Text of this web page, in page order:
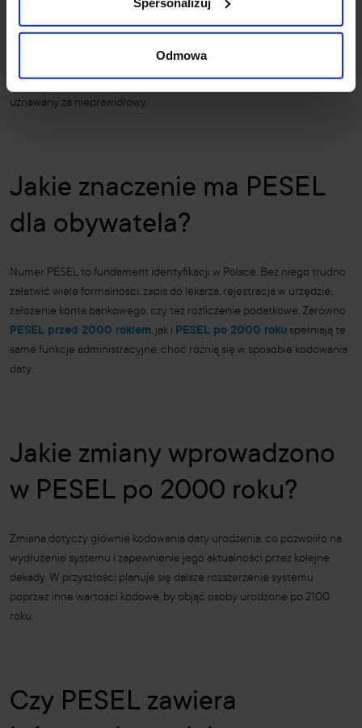
Odmowa
Choć system jest bardzo precyzyjny, to błędy mogą się zdarzyć
uznawany za nieprawidłowy.
Jakie znaczenie ma PESEL
dla obywatela?
Numer PESEL to fundament identyfikacji w Polsce. Bez niego trudno
załatwić wiele formalności: zapis do lekarza, rejestracja w urzędzie,
założenie konta bankowego, czy też rozliczenie podatkowe. Zarówno
PESEL przed 2000 rokiem, jak i PESEL po 2000 roku spełniają te
same funkcje administracyjne, choć różnią się w sposobie kodowania
daty.
Jakie zmiany wprowadzono
w PESEL po 2000 roku?
Zmiana dotyczy głównie kodowania daty urodzenia, co pozwoliło na
wydłużenie systemu i zapewnienie jego aktualności przez kolejne
dekady. W przyszłości planuje się dalsze rozszerzenie systemu
poprzez inne wartości kodowe, by objąć osoby urodzone po 2100
roku.
Czy PESEL zawiera